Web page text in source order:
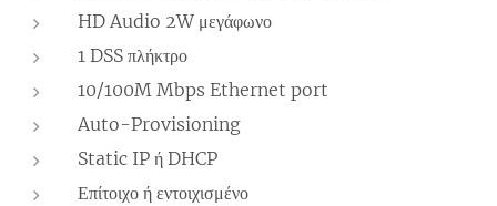
HD Audio 2W μεγάφωνο
1 DSS πλήκτρο
10/100M Mbps Ethernet port
Auto-Provisioning
Static IP ή DHCP
Επίτοιχο ή εντοιχισμένο